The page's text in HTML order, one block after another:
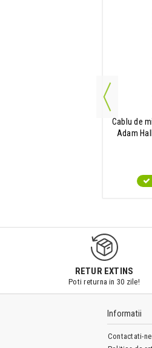
Cablu de
Adam
RETUR EXTINS
Poti returna in 30 zile!
Informatii
Contactati-ne